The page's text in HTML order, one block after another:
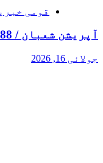
قومی
آپریشن شعبان / 88 دہشت گرد ہلاک
جولائی 16, 2026